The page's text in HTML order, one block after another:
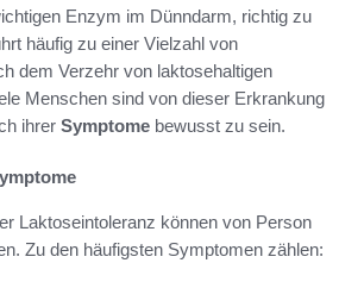
Enzym im Dünndarm, richtig zu
häufig zu einer Vielzahl von
dem Verzehr von laktosehaltigen
Menschen sind von dieser Erkrankung
ihrer Symptome bewusst zu sein.
Laktoseintoleranz können von Person
Zu den häufigsten Symptomen zählen: